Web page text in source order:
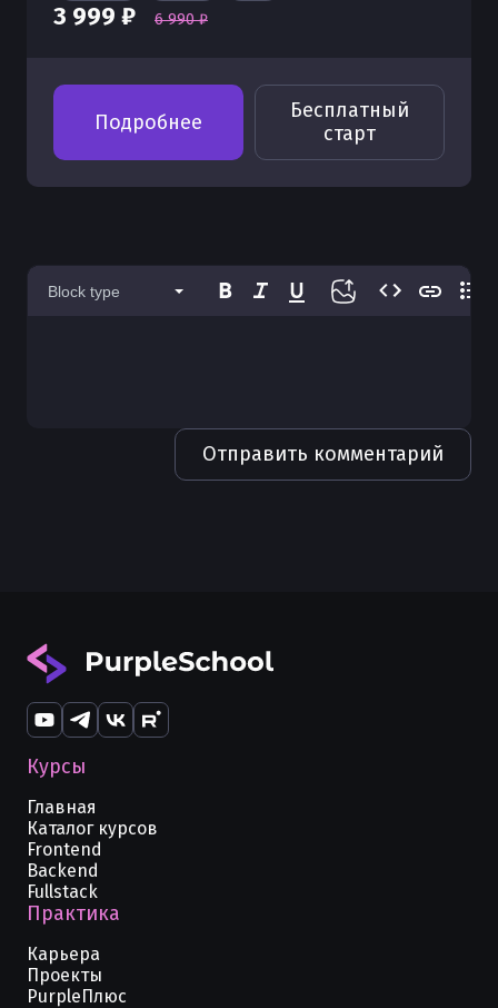
3 999 ₽ 6 990 ₽
Подробнее
Бесплатный
старт
Block type
Отправить комментарий
Курсы
Главная
Каталог курсов
Frontend
Backend
Fullstack
Практика
Карьера
Проекты
PurpleПлюс